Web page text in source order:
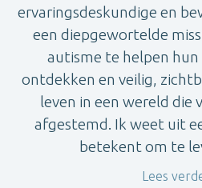
ervaringsdeskundige en
een diepgewortelde
autisme te helpen
ontdekken en veilig,
leven in een wereld die
afgestemd. Ik weet uit
betekent om te
Lees